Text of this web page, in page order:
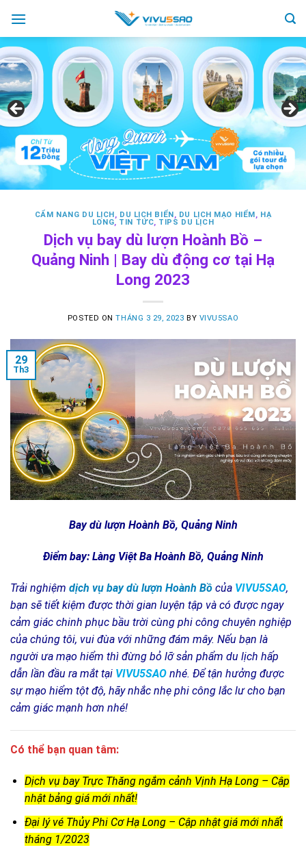
CẨM NANG DU LỊCH, DU LỊCH BIỂN, DU LỊCH MẠO HIỂM, HẠ
LONG, TIN TỨC, TIPS DU LỊCH
Dịch vụ bay dù lượn Hoành Bồ –
Quảng Ninh | Bay dù động cơ tại Hạ
Long 2023
POSTED ONTHÁNG 3 29, 2023 BY VIVU5SAO
29
Th3
Bay dù lượn Hoành Bồ, Quảng Ninh
Điểm bay: Làng Việt Ba Hoành Bồ, Quảng Ninh
Trải nghiệm dịch vụ bay dù lượn Hoành Bồ của VIVU5SAO,
bạn sẽ tiết kiệm được thời gian luyện tập và có được ngay
cảm giác chinh phục bầu trời cùng phi công chuyên nghiệp
của chúng tôi, vui đùa với những đám mây. Nếu bạn là
người ưa mạo hiểm thì đừng bỏ lỡ sản phẩm du lịch hấp
dẫn lần đầu ra mắt tại VIVU5SAO nhé. Để tận hưởng được
sự mạo hiểm tột độ, hãy nhắc nhẹ phi công lắc lư cho bạn
cảm giác mạnh hơn nhé!
Có thể bạn quan tâm:
Dịch vụ bay Trực Thăng ngắm cảnh Vịnh Hạ Long – Cập
nhật bảng giá mới nhất!
Đại lý vé Thủy Phi Cơ Hạ Long – Cập nhật giá mới nhất
tháng 1/2023